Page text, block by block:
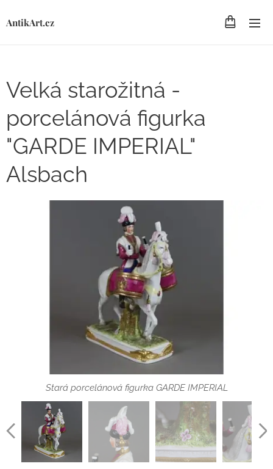
AntikArt.cz
Velká starožitná -
porcelánová figurka
"GARDE IMPERIAL"
Alsbach
Stará porcelánová figurka GARDE IMPERIAL